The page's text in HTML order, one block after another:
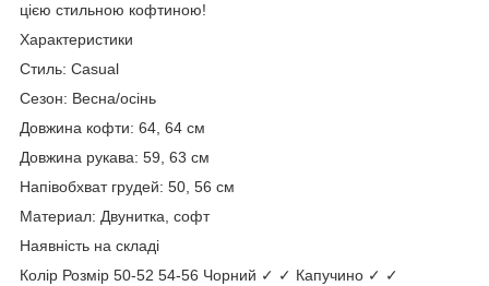
цією стильною кофтиною!
Характеристики
Стиль: Casual
Сезон: Весна/осінь
Довжина кофти: 64, 64 см
Довжина рукава: 59, 63 см
Напівобхват грудей: 50, 56 см
Материал: Двунитка, софт
Наявність на складі
Колір Розмір 50-52 54-56 Чорний ✓ ✓ Капучино ✓ ✓